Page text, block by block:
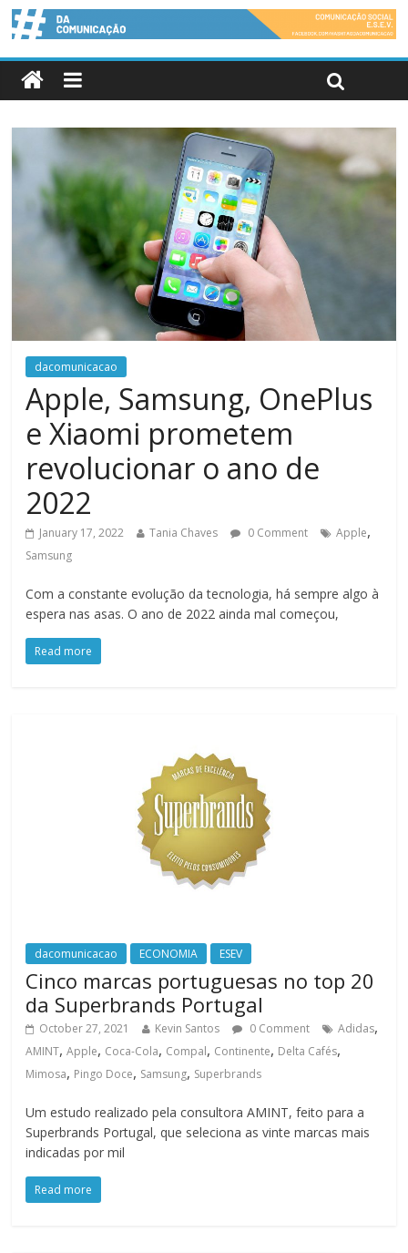
dacomunicacao
Apple, Samsung, OnePlus
e Xiaomi prometem
revolucionar o ano de
2022
January 17, 2022 Tania Chaves 0 Comment Apple,
Samsung
Com a constante evolução da tecnologia, há sempre algo à
espera nas asas. O ano de 2022 ainda mal começou,
Read more
dacomunicacao ECONOMIA ESEV
Cinco marcas portuguesas no top 20
da Superbrands Portugal
October 27, 2021 Kevin Santos 0 Comment Adidas,
AMINT,Apple, Coca-Cola, Compal, Continente, Delta Cafés,
Mimosa, Pingo Doce, Samsung, Superbrands
Um estudo realizado pela consultora AMINT, feito para a
Superbrands Portugal, que seleciona as vinte marcas mais
indicadas por mil
Read more